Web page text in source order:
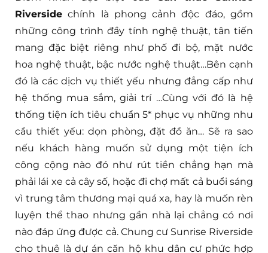
Riverside chính là phong cảnh độc đáo, gồm
những công trình đầy tính nghệ thuật, tân tiến
mang đặc biệt riêng như phố đi bộ, mặt nước
hoa nghệ thuật, bậc nước nghệ thuật…Bên cạnh
đó là các dịch vụ thiết yếu nhưng đẳng cấp như
hệ thống mua sắm, giải trí …Cùng với đó là hệ
thống tiện ích tiêu chuẩn 5* phục vụ những nhu
cầu thiết yếu: dọn phòng, đặt đồ ăn… Sẽ ra sao
nếu khách hàng muốn sử dụng một tiện ích
công cộng nào đó như rút tiền chẳng hạn mà
phải lái xe cả cây số, hoặc đi chợ mất cả buổi sáng
vì trung tâm thương mại quá xa, hay là muốn rèn
luyện thể thao nhưng gần nhà lại chẳng có nơi
nào đáp ứng được cả. Chung cư Sunrise Riverside
cho thuê là dự án căn hộ khu dân cư phức hợp